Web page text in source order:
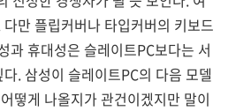
만 플립커버나 타입커버의 키보드
과 휴대성은 슬레이트PC보다는 서
. 삼성이 슬레이트PC의 다음 모델
떻게 나올지가 관건이겠지만 말이